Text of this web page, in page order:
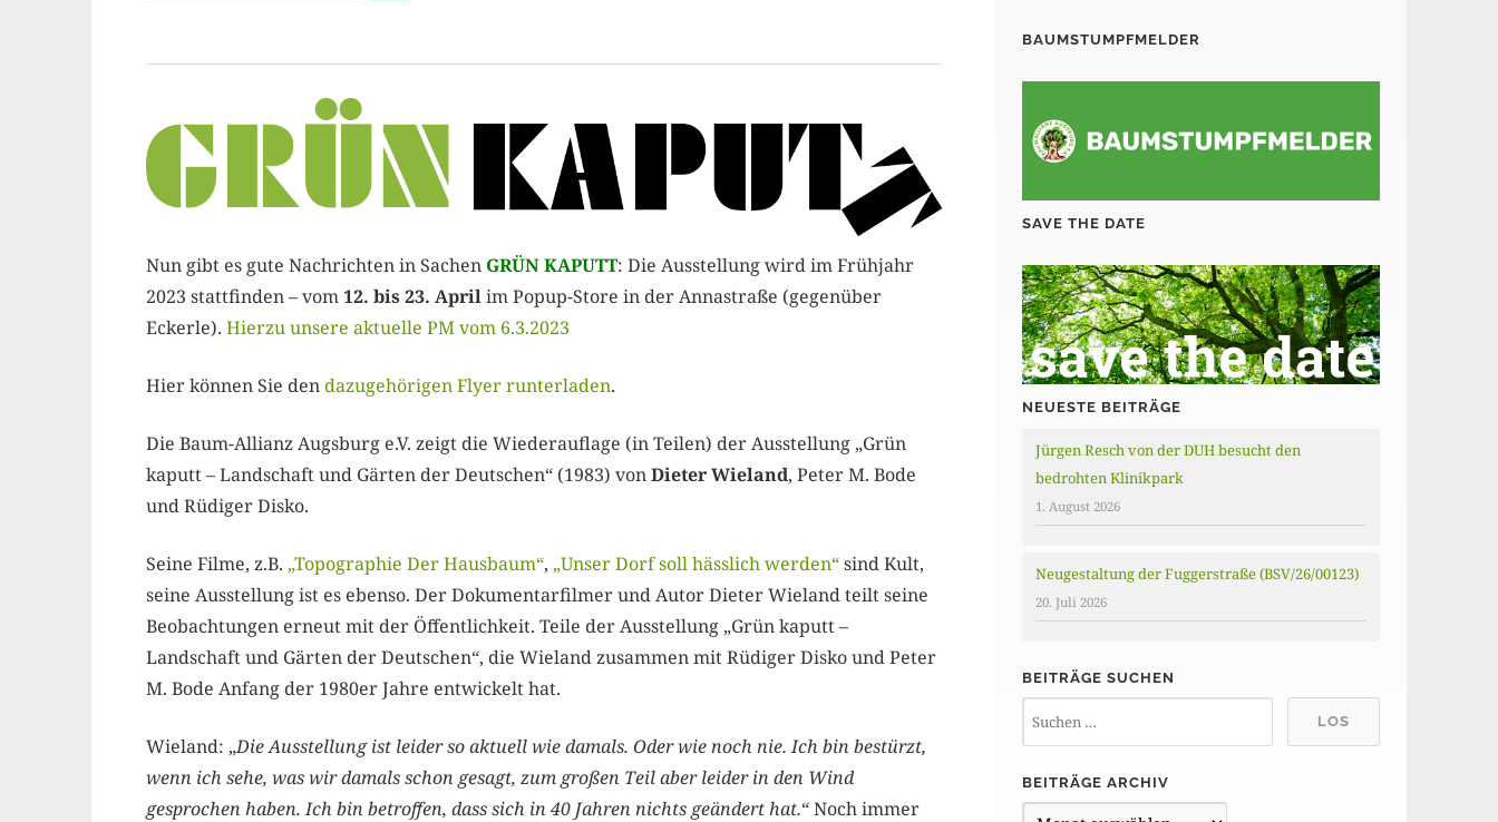
Nun gibt es gute Nachrichten in Sachen GRÜN KAPUTT: Die Ausstellung wird im Frühjahr
2023 stattfinden – vom12. bis 23. Aprilim Popup-Store in der Annastraße (gegenüber
Eckerle). Hierzu unsere aktuelle PM vom 6.3.2023
Hier können Sie dendazugehörigen Flyer runterladen.
Die Baum-Allianz Augsburg e.V. zeigt die Wiederauflage (in Teilen) der Ausstellung „Grün
kaputt – Landschaft und Gärten der Deutschen“ (1983) vonDieter Wieland, Peter M. Bode
und Rüdiger Disko.
Seine Filme, z.B. „Topographie Der Hausbaum“, „Unser Dorf soll hässlich werden“sind Kult,
seine Ausstellung ist es ebenso. Der Dokumentarfilmer und Autor Dieter Wieland teilt seine
Beobachtungen erneut mit der Öffentlichkeit. Teile der Ausstellung „Grün kaputt –
Landschaft und Gärten der Deutschen“, die Wieland zusammen mit Rüdiger Disko und Peter
M. Bode Anfang der 1980er Jahre entwickelt hat.
Wieland: „Die Ausstellung ist leider so aktuell wie damals. Oder wie noch nie. Ich bin bestürzt,
wenn ich sehe, was wir damals schon gesagt, zum großen Teil aber leider in den Wind
gesprochen haben. Ich bin betroffen, dass sich in 40 Jahren nichts geändert hat.“ Noch immer
BAUMSTUMPFMELDER
SAVE THE DATE
NEUESTE BEITRÄGE
Jürgen Resch von der DUH besucht den
bedrohten Klinikpark
1. August 2026
Neugestaltung der Fuggerstraße (BSV/26/00123)
20. Juli 2026
BEITRÄGE SUCHEN
BEITRÄGE ARCHIV